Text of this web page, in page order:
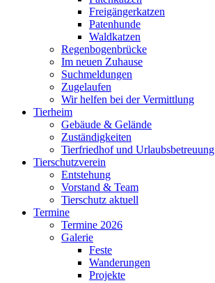
Freigängerkatzen
Patenhunde
Waldkatzen
Regenbogenbrücke
Im neuen Zuhause
Suchmeldungen
Zugelaufen
Wir helfen bei der Vermittlung
Tierheim
Gebäude & Gelände
Zuständigkeiten
Tierfriedhof und Urlaubsbetreuung
Tierschutzverein
Entstehung
Vorstand & Team
Tierschutz aktuell
Termine
Termine 2026
Galerie
Feste
Wanderungen
Projekte